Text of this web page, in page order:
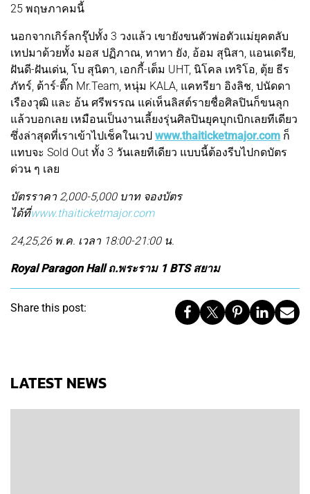
25 พฤษภาคมนี้
นอกจากเกิร์ลกรุ๊ปทั้ง 3 วงแล้ว เขายังขนตัวพ่อตัวแม่ยุคตลับ
เทปมาด้วยทั้ง มอส ปฏิภาณ, ทาทา ยัง, อ้อม สุนิสา, แอนเดรีย,
ฝันดี-ฝันเด่น, โบ สุนิตา, เอกกี้-เต็ม UHT, นิโคล เทริโอ, ตุ้ย ธีร
ภัทร์, ต้าร์-ติ๊ก Mr.Team, หนุ่ม KALA, แคทรียา อิงลิช, ปนัดดา
เรืองวุฒิ และ อ้น ศรีพรรณ แค่เห็นลิสต์รายชื่อศิลปินก็ขนลุก
แล้วบอกเลย เหมือนเป็นงานเลี้ยงรุ่นศิลปินยุคบุกเบิกเลยทีเดียว
ซึ่งล่าสุดที่เราเข้าไปเช็คในเวป www.thaiticketmajor.com ก็
แทบจะ Sold Out ทั้ง 3 วันเลยทีเดียว แบบนี้ต้องรีบไปกดบัตร
ด่วน ๆ เลย
บัตรราคา 2,000-5,000 บาท จองบัตร
ได้ที่www.thaiticketmajor.com
24,25,26 พ.ค. เวลา 18:00-21:00 น.
Royal Paragon Hall ถ.พระราม 1 BTS สยาม
Share this post:
LATEST NEWS